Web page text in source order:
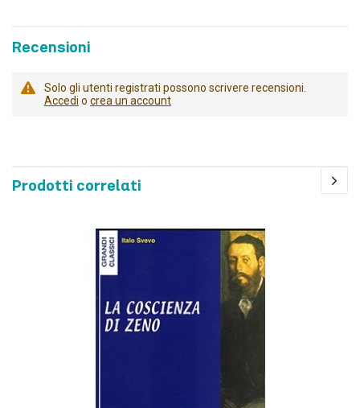
Recensioni
Solo gli utenti registrati possono scrivere recensioni.
Accedi o crea un account
Prodotti correlati